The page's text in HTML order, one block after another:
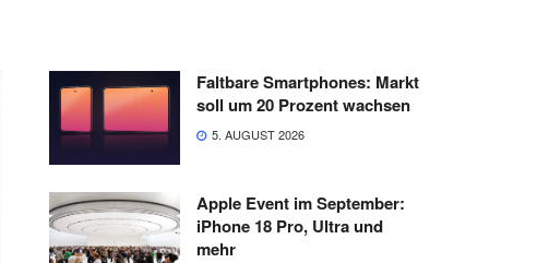
Faltbare Smartphones: Markt
soll um 20 Prozent wachsen
5. AUGUST 2026
Apple Event im September:
iPhone 18 Pro, Ultra und
mehr